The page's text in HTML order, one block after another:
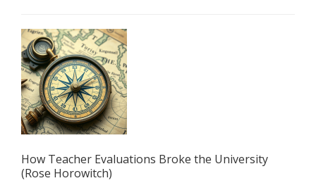
How Teacher Evaluations Broke the University
(Rose Horowitch)